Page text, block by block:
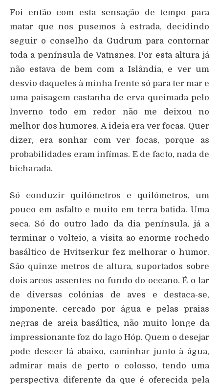
Foi então com esta sensação de tempo para
matar que nos pusemos à estrada, decidindo
seguir o conselho da Gudrum para contornar
toda a península de Vatnsnes. Por esta altura já
não estava de bem com a Islândia, e ver um
desvio daqueles à minha frente só para ter mar e
uma paisagem castanha de erva queimada pelo
Inverno todo em redor não me deixou no
melhor dos humores. A ideia era ver focas. Quer
dizer, era sonhar com ver focas, porque as
probabilidades eram infímas. E de facto, nada de
bicharada.
Só conduzir quilómetros e quilómetros, um
pouco em asfalto e muito em terra batida. Uma
seca. Só do outro lado da dia península, já a
terminar o volteio, a visita ao enorme rochedo
basáltico de Hvitserkur fez melhorar o humor.
São quinze metros de altura, suportados sobre
dois arcos assentes no fundo do oceano. É o lar
de diversas colónias de aves e destaca-se,
imponente, cercado por água e pelas praias
negras de areia basáltica, não muito longe da
impressionante foz do lago Hóp. Quem o desejar
pode descer lá abaixo, caminhar junto à água,
admirar mais de perto o colosso, tendo uma
perspectiva diferente da que é oferecida pela